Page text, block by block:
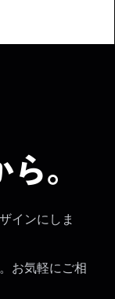
。
インにしま
お気軽にご相